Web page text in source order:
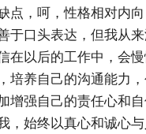
点，呵，性格相对内
于口头表达，但我从
在以后的工作中，会
培养自己的沟通能力，
增强自己的责任心和
，始终以真心和诚心